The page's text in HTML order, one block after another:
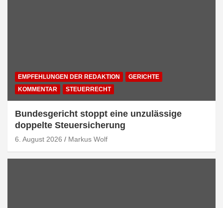
EMPFEHLUNGEN DER REDAKTION
GERICHTE
KOMMENTAR
STEUERRECHT
Bundesgericht stoppt eine unzulässige
doppelte Steuersicherung
6. August 2026 Markus Wolf